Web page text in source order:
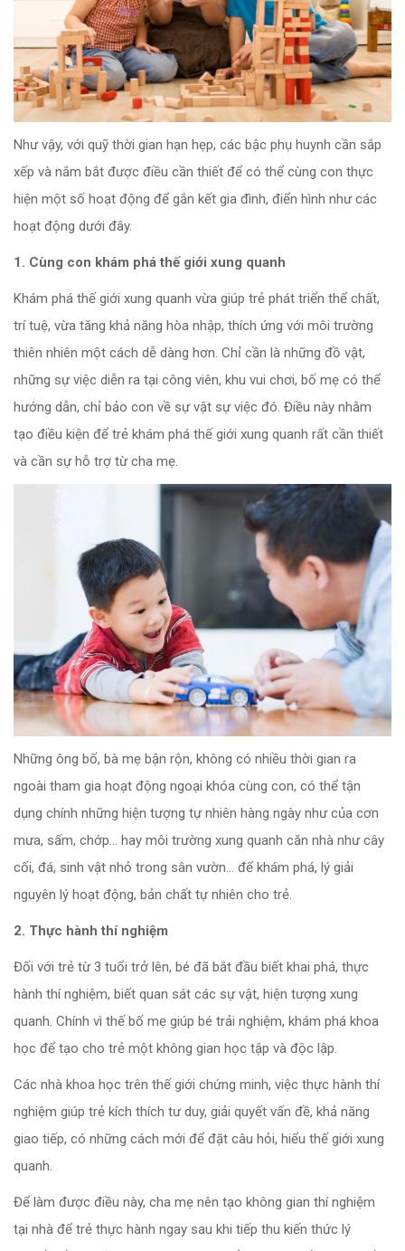
Như vậy, với quỹ thời gian hạn hẹp, các bậc phụ huynh cần sắp
xếp và nắm bắt được điều cần thiết để có thể cùng con thực
hiện một số hoạt động để gắn kết gia đình, điển hình như các
hoạt động dưới đây.
1. Cùng con khám phá thế giới xung quanh
Khám phá thế giới xung quanh vừa giúp trẻ phát triển thể chất,
trí tuệ, vừa tăng khả năng hòa nhập, thích ứng với môi trường
thiên nhiên một cách dễ dàng hơn. Chỉ cần là những đồ vật,
những sự việc diễn ra tại công viên, khu vui chơi, bố mẹ có thể
hướng dẫn, chỉ bảo con về sự vật sự việc đó. Điều này nhằm
tạo điều kiện để trẻ khám phá thế giới xung quanh rất cần thiết
và cần sự hỗ trợ từ cha mẹ.
Những ông bố, bà mẹ bận rộn, không có nhiều thời gian ra
ngoài tham gia hoạt động ngoại khóa cùng con, có thể tận
dụng chính những hiện tượng tự nhiên hàng ngày như của cơn
mưa, sấm, chớp... hay môi trường xung quanh căn nhà như cây
cối, đá, sinh vật nhỏ trong sân vườn... để khám phá, lý giải
nguyên lý hoạt động, bản chất tự nhiên cho trẻ.
2. Thực hành thí nghiệm
Đối với trẻ từ 3 tuổi trở lên, bé đã bắt đầu biết khai phá, thực
hành thí nghiệm, biết quan sát các sự vật, hiện tượng xung
quanh. Chính vì thế bố mẹ giúp bé trải nghiệm, khám phá khoa
học để tạo cho trẻ một không gian học tập và độc lập.
Các nhà khoa học trên thế giới chứng minh, việc thực hành thí
nghiệm giúp trẻ kích thích tư duy, giải quyết vấn đề, khả năng
giao tiếp, có những cách mới để đặt câu hỏi, hiểu thế giới xung
quanh.
Để làm được điều này, cha mẹ nên tạo không gian thí nghiệm
tại nhà để trẻ thực hành ngay sau khi tiếp thu kiến thức lý